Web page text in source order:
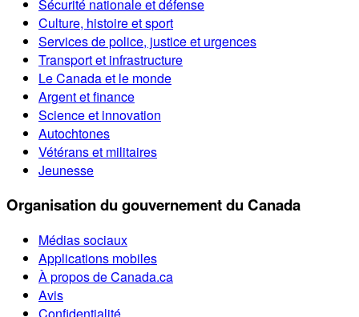
Sécurité nationale et défense
Culture, histoire et sport
Services de police, justice et urgences
Transport et infrastructure
Le Canada et le monde
Argent et finance
Science et innovation
Autochtones
Vétérans et militaires
Jeunesse
Organisation du gouvernement du Canada
Médias sociaux
Applications mobiles
À propos de Canada.ca
Avis